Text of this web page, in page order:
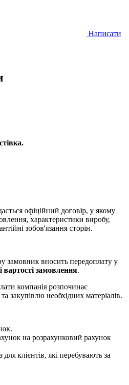
Написати
офіційний договір, у якому
характеристики виробу,
зобов'язання сторін.
замовник вносить передоплату у
вартості замовлення.
компанія розпочинає
закупівлю необхідних матеріалів.
на розрахунковий рахунок
клієнтів, які перебувають за